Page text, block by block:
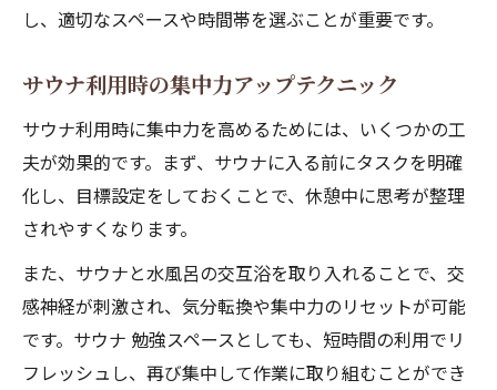
し、適切なスペースや時間帯を選ぶことが重要です。
サウナ利用時の集中力アップテクニック
サウナ利用時に集中力を高めるためには、いくつかの工
夫が効果的です。まず、サウナに入る前にタスクを明確
化し、目標設定をしておくことで、休憩中に思考が整理
されやすくなります。
また、サウナと水風呂の交互浴を取り入れることで、交
感神経が刺激され、気分転換や集中力のリセットが可能
です。サウナ 勉強スペースとしても、短時間の利用でリ
フレッシュし、再び集中して作業に取り組むことができ